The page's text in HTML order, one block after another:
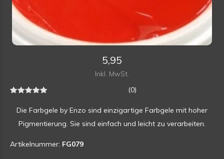
5,95
Inkl. MwSt.
(0)
Die Farbgele by Enzo sind einzigartige Farbgele mit hoher
Pigmentierung. Sie sind einfach und leicht zu verarbeiten.
Artikelnummer: FG079